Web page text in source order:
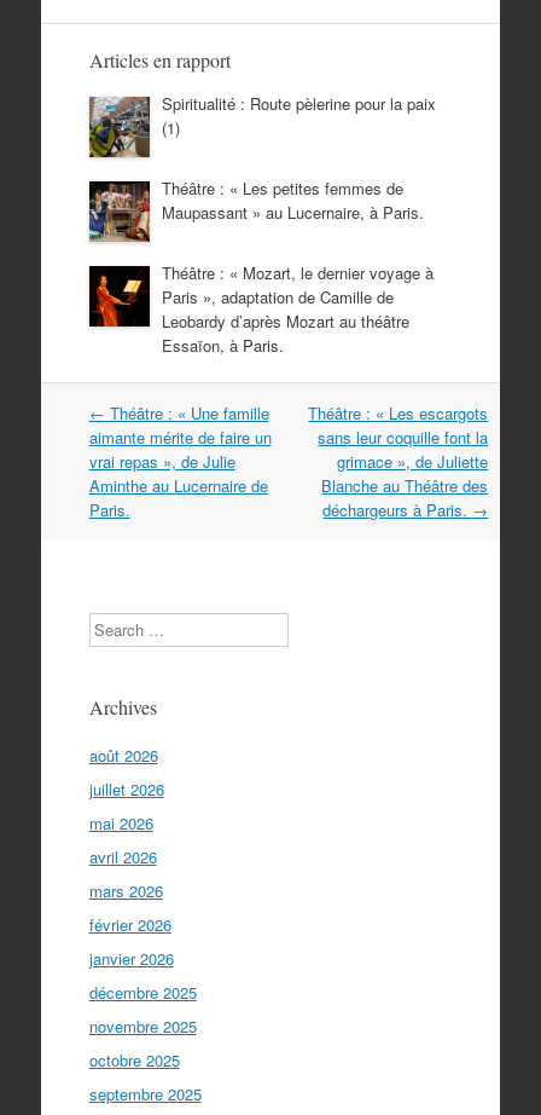
Articles en rapport
Spiritualité : Route pèlerine pour la paix
(1)
Théâtre : « Les petites femmes de
Maupassant » au Lucernaire, à Paris.
Théâtre : « Mozart, le dernier voyage à
Paris », adaptation de Camille de
Leobardy d’après Mozart au théâtre
Essaïon, à Paris.
Navigation
dans
les
articles
← Théâtre : « Une famille
aimante mérite de faire un
vrai repas », de Julie
Aminthe au Lucernaire de
Paris.
Théâtre : « Les escargots
sans leur coquille font la
grimace », de Juliette
Blanche au Théâtre des
déchargeurs à Paris. →
Search
Archives
août 2026
juillet 2026
mai 2026
avril 2026
mars 2026
février 2026
janvier 2026
décembre 2025
novembre 2025
octobre 2025
septembre 2025